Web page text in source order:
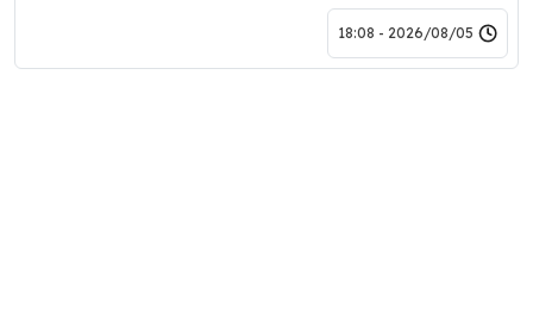
2026/08/05 - 18:08